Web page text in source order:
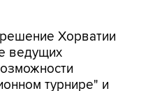
Хорватии
ведущих
турнире" и